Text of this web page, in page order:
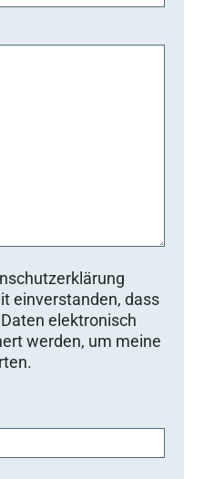
einverstanden, dass
elektronisch
werden, um meine